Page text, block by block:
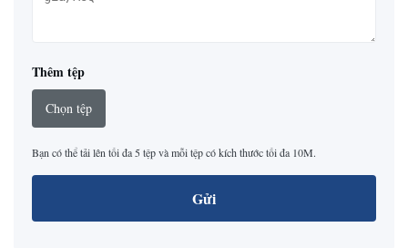
Thêm tệp
Chọn tệp
Bạn có thể tải lên tối đa 5 tệp và mỗi tệp có kích thước tối đa 10M.
Gửi